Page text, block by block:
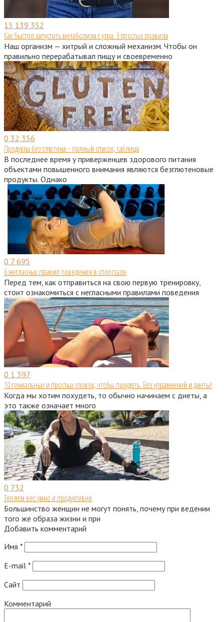
15 139 352
Как быстро запустить метаболизм с утра: 3 простых правила
Наш организм — хитрый и сложный механизм. Чтобы он
правильно перерабатывал пищу и своевременно
0 32 356
Продукты без глютена − полный список, таблица
В последнее время у приверженцев здорового питания
объектами повышенного внимания являются безглютеновые
продукты. Однако
0 7 695
6 негласных правил поведения в спортзале
Перед тем, как отправиться на свою первую тренировку,
стоит ознакомиться с негласными правилами поведения
0 1 397
10 гениальных и простых уловок, чтобы похудеть. Без упражнений и диеты!
Когда мы хотим похудеть, то обычно начинаем с диеты, а
это также означает много
0 732
Теряем вес умно и продуктивно
Большинство женщин не могут понять, почему при ведении
того же образа жизни и при
Добавить комментарий
Имя *
E-mail *
Сайт
Комментарий